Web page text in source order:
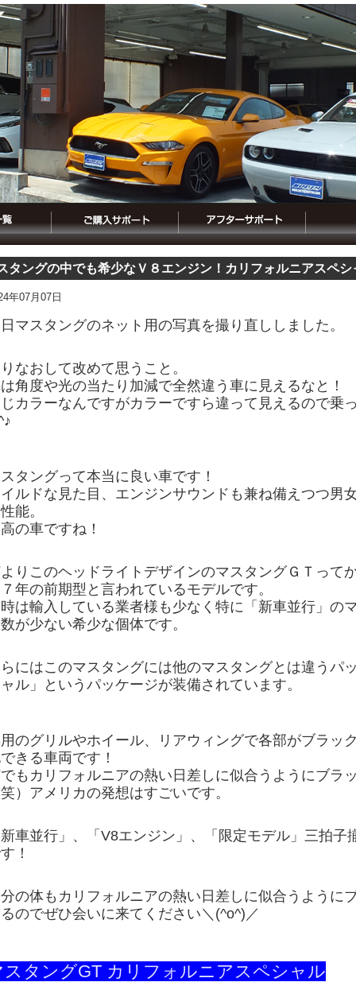
タングの中でも希少なＶ８エンジン！カリフォルニアスペシ
年07月07日
マスタングのネット用の写真を撮り直ししました。
なおして改めて思うこと。
角度や光の当たり加減で全然違う車に見えるなと！
カラーなんですがカラーですら違って見えるので乗
タングって本当に良い車です！
ルドな見た目、エンジンサウンドも兼ね備えつつ男
能。
の車ですね！
りこのヘッドライトデザインのマスタングＧＴって
年の前期型と言われているモデルです。
は輸入している業者様も少なく特に「新車並行」の
が少ない希少な個体です。
にはこのマスタングには他のマスタングとは違うパ
ル」というパッケージが装備されています。
のグリルやホイール、リアウィングで各部がブラッ
きる車両です！
もカリフォルニアの熱い日差しに似合うようにブラ
）アメリカの発想はすごいです。
車並行」、「V8エンジン」、「限定モデル」三拍子
！
の体もカリフォルニアの熱い日差しに似合うように
のでぜひ会いに来てください＼(^o^)／
スタングGT カリフォルニアスペシャル